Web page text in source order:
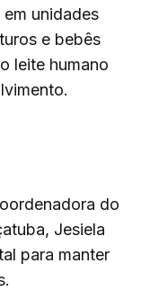
unidades
e bebês
leite humano
do
Jesiela
para manter